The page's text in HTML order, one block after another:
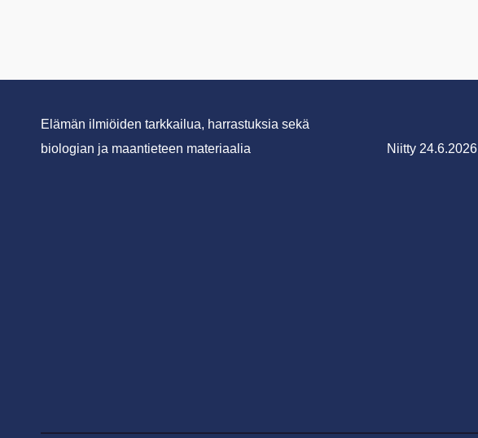
Elämän ilmiöiden tarkkailua, harrastuksia sekä
biologian ja maantieteen materiaalia
Niitty 24.6.2026